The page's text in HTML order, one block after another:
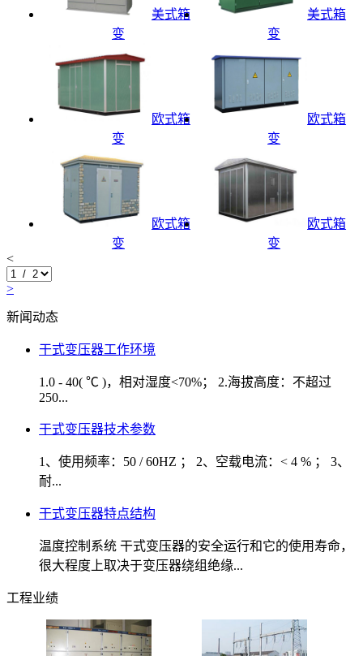
美式箱
变
美式箱
变
欧式箱
变
欧式箱
变
欧式箱
变
欧式箱
变
<
>
新闻动态
干式变压器工作环境
1.0 - 40( ℃ )，相对湿度<70%； 2.海拔高度：不超过
250...
干式变压器技术参数
1、使用频率：50 / 60HZ ； 2、空载电流：< 4 % ； 3、
耐...
干式变压器特点结构
温度控制系统 干式变压器的安全运行和它的使用寿命，
很大程度上取决于变压器绕组绝缘...
工程业绩